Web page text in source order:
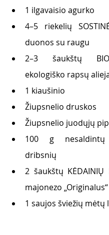
1 ilgavaisio agurko
4–5 riekelių
duonos su raugu
2–3 šaukštų
ekologiško rapsų
1 kiaušinio
Žiupsnelio druskos
Žiupsnelio juodųjų
100 g nesaldintų
dribsnių
2 šaukštų KĖDAINIŲ
majonezo „Originalus“
1 saujos šviežių mėtų